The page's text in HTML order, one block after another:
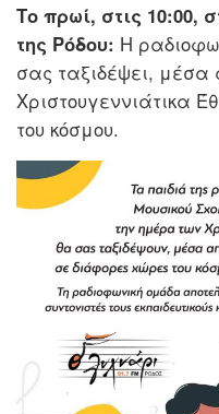
Το πρωί, στις 10:00,
της Ρόδου: H
σας ταξιδέψει,
Χριστουγεννιάτικα
του κόσμου.